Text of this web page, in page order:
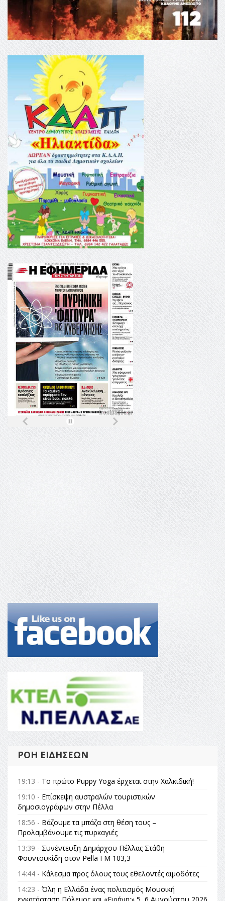
ΡΟΉ ΕΙΔΉΣΕΩΝ
19:13 - Το πρώτο Puppy Yoga έρχεται στην Χαλκιδική!
19:10 - Επίσκεψη αυστραλών τουριστικών
δημοσιογράφων στην Πέλλα
18:56 - Βάζουμε τα μπάζα στη θέση τους –
Προλαμβάνουμε τις πυρκαγιές
13:39 - Συνέντευξη Δημάρχου Πέλλας Στάθη
Φουντουκίδη στον Pella FM 103,3
14:44 - Κάλεσμα προς όλους τους εθελοντές αιμοδότες
14:23 - Όλη η Ελλάδα ένας πολιτισμός Μουσική